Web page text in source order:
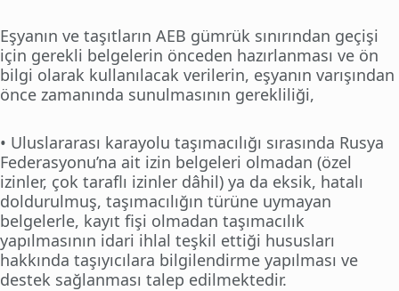
Eşyanın ve taşıtların AEB gümrük sınırından geçişi
için gerekli belgelerin önceden hazırlanması ve ön
bilgi olarak kullanılacak verilerin, eşyanın varışından
önce zamanında sunulmasının gerekliliği,
• Uluslararası karayolu taşımacılığı sırasında Rusya
Federasyonu’na ait izin belgeleri olmadan (özel
izinler, çok taraflı izinler dâhil) ya da eksik, hatalı
doldurulmuş, taşımacılığın türüne uymayan
belgelerle, kayıt fişi olmadan taşımacılık
yapılmasının idari ihlal teşkil ettiği hususları
hakkında taşıyıcılara bilgilendirme yapılması ve
destek sağlanması talep edilmektedir.